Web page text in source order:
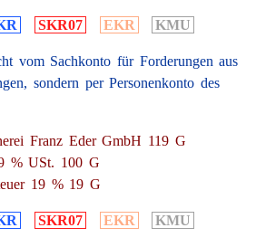
SKR07 EKR KMU
vom Sachkonto für Forderungen aus
sondern per Personenkonto des
Franz Eder GmbH 119 G
% USt. 100 G
19 % 19 G
SKR07 EKR KMU